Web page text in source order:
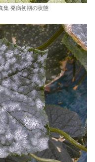
集 発病初期の状態